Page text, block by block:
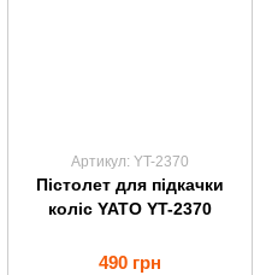
Артикул: YT-2370
Пістолет для підкачки
коліс YATO YT-2370
490 грн